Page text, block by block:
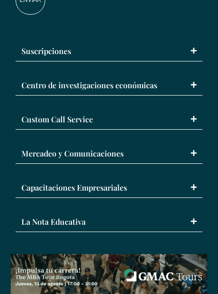
Suscripciones
Centro de investigaciones económicas
Custom Call Service
Mercadeo y Comunicaciones
Capacitaciones Empresariales
La Nota Educativa